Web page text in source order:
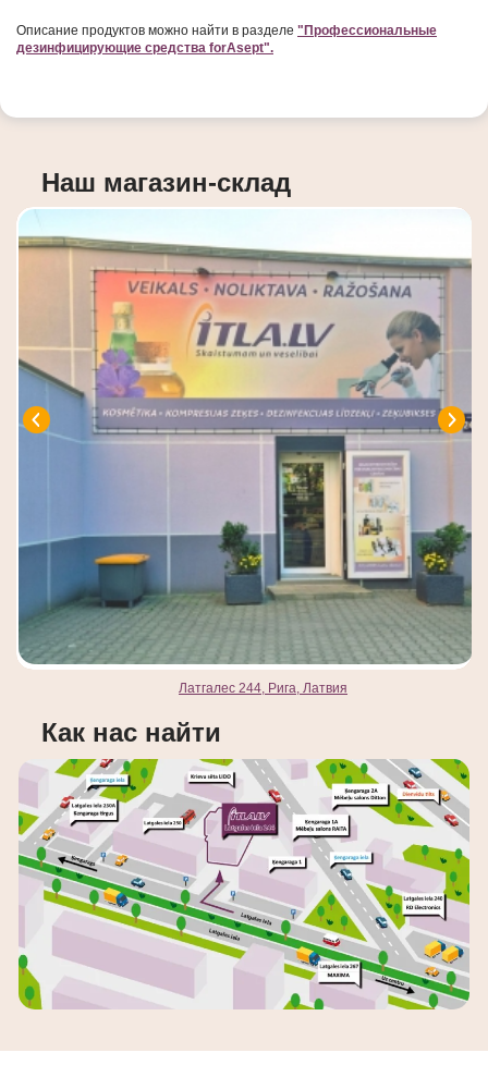
Описание продуктов можно найти в разделе "Профессиональные
дезинфицирующие средства forAsept".
Наш магазин-склад
Латгалес 244, Рига, Латвия
Как нас найти